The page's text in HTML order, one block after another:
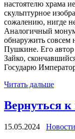
настоятелю храма
скульптурное
сожалению, нигде
Аналогичный
обнаружить совсем
Пушкине. Его
Зайко,
Государю
Читать дальше
Вернуться к
15.05.2024 Новости